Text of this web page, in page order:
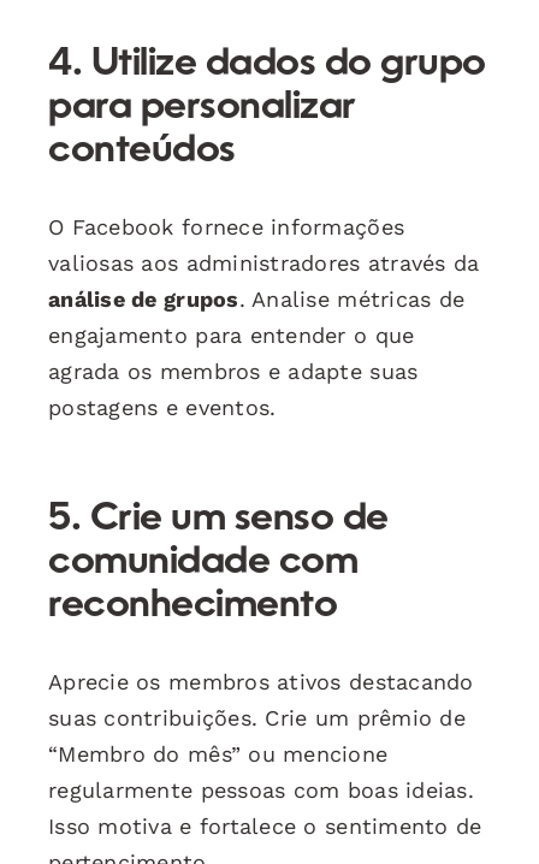
4. Utilize dados do grupo
para personalizar
conteúdos
O Facebook fornece informações
valiosas aos administradores através da
análise de grupos. Analise métricas de
engajamento para entender o que
agrada os membros e adapte suas
postagens e eventos.
5. Crie um senso de
comunidade com
reconhecimento
Aprecie os membros ativos destacando
suas contribuições. Crie um prêmio de
“Membro do mês” ou mencione
regularmente pessoas com boas ideias.
Isso motiva e fortalece o sentimento de